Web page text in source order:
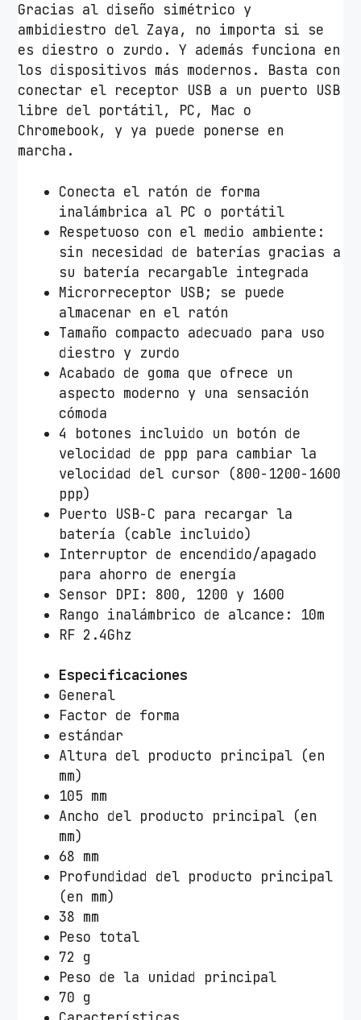
a
s
t
a
1
6
0
0
Gracias al diseño simétrico y
ambidiestro del Zaya, no importa si se
es diestro o zurdo. Y además funciona en
los dispositivos más modernos. Basta con
conectar el receptor USB a un puerto USB
libre del portátil, PC, Mac o
Chromebook, y ya puede ponerse en
marcha.
Conecta el ratón de forma
inalámbrica al PC o portátil
Respetuoso con el medio ambiente:
sin necesidad de baterías gracias a
su batería recargable integrada
Microrreceptor USB; se puede
almacenar en el ratón
Tamaño compacto adecuado para uso
diestro y zurdo
Acabado de goma que ofrece un
aspecto moderno y una sensación
cómoda
4 botones incluido un botón de
velocidad de ppp para cambiar la
velocidad del cursor (800-1200-1600
ppp)
Puerto USB-C para recargar la
batería (cable incluido)
Interruptor de encendido/apagado
para ahorro de energía
Sensor DPI: 800, 1200 y 1600
Rango inalámbrico de alcance: 10m
RF 2.4Ghz
Especificaciones
General
Factor de forma
estándar
Altura del producto principal (en
mm)
105 mm
Ancho del producto principal (en
mm)
68 mm
Profundidad del producto principal
(en mm)
38 mm
Peso total
72 g
Peso de la unidad principal
70 g